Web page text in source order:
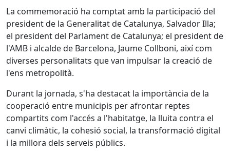
La commemoració ha comptat amb la participació del
president de la Generalitat de Catalunya, Salvador Illa;
el president del Parlament de Catalunya; el president de
l'AMB i alcalde de Barcelona, Jaume Collboni, així com
diverses personalitats que van impulsar la creació de
l'ens metropolità.
Durant la jornada, s'ha destacat la importància de la
cooperació entre municipis per afrontar reptes
compartits com l'accés a l'habitatge, la lluita contra el
canvi climàtic, la cohesió social, la transformació digital
i la millora dels serveis públics.